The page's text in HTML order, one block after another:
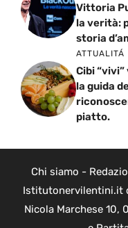
Vittoria
la verità:
storia
ATTUALITÁ
Cibi
la guida
piatto.
Chi siamo -
Istitutonervilentini.it
Nicola Marchese 10,